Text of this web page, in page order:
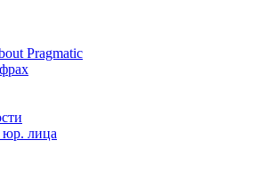
Pragmatic
юр. лица